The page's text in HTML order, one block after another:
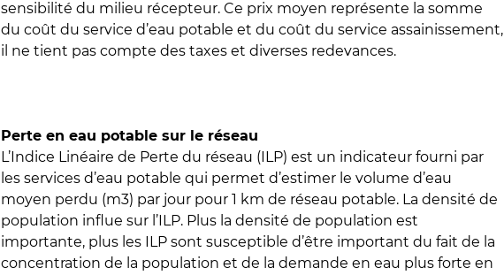
sensibilité du milieu récepteur. Ce prix moyen représente la somme
du coût du service d’eau potable et du coût du service assainissement,
il ne tient pas compte des taxes et diverses redevances.
Perte en eau potable sur le réseau
L’Indice Linéaire de Perte du réseau (ILP) est un indicateur fourni par
les services d’eau potable qui permet d’estimer le volume d’eau
moyen perdu (m3) par jour pour 1 km de réseau potable. La densité de
population influe sur l’ILP. Plus la densité de population est
importante, plus les ILP sont susceptible d’être important du fait de la
concentration de la population et de la demande en eau plus forte en